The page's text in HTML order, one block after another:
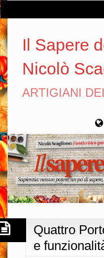
Il Sapere
Nicolò
ARTIGIANI
Quattro
e